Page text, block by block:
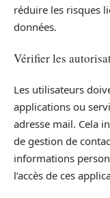
réduire les risques
données.
Vérifier les
Les utilisateurs
applications ou
adresse mail. Cela
de gestion de
informations
l’accès de ces